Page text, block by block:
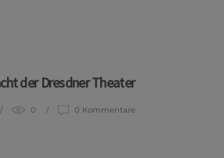
der Dresdner Theater
0 0 Kommentare